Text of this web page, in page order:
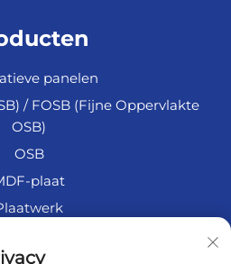
panelen
/ FOSB (Fijne Oppervlakte
OSB)
OSB
plaat